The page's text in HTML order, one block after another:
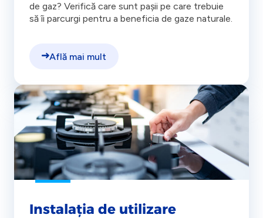
de gaz? Verifică care sunt pașii pe care trebuie
să îi parcurgi pentru a beneficia de gaze naturale.
Află mai mult
Instalația de utilizare